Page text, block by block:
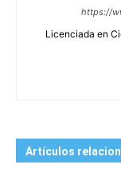
https://
Licenciada en
Artículos